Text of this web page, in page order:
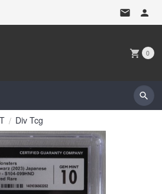
0
Div Tcg